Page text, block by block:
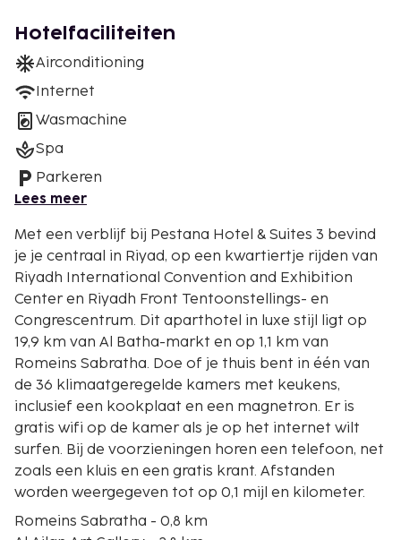
Hotelfaciliteiten
Airconditioning
Internet
Wasmachine
Spa
Parkeren
Lees meer
Met een verblijf bij Pestana Hotel & Suites 3 bevind
je je centraal in Riyad, op een kwartiertje rijden van
Riyadh International Convention and Exhibition
Center en Riyadh Front Tentoonstellings- en
Congrescentrum. Dit aparthotel in luxe stijl ligt op
19,9 km van Al Batha-markt en op 1,1 km van
Romeins Sabratha. Doe of je thuis bent in één van
de 36 klimaatgeregelde kamers met keukens,
inclusief een kookplaat en een magnetron. Er is
gratis wifi op de kamer als je op het internet wilt
surfen. Bij de voorzieningen horen een telefoon, net
zoals een kluis en een gratis krant. Afstanden
worden weergegeven tot op 0,1 mijl en kilometer.
Romeins Sabratha - 0,8 km